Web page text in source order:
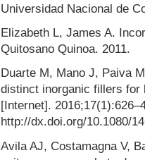
Universidad Nacional de
Elizabeth L, James A.
Quitosano Quinoa. 2011.
Duarte M, Mano J, Paiva
distinct inorganic fillers for
[Internet].
http://dx.doi.org/10.1080/
Avila AJ, Costamagna V,